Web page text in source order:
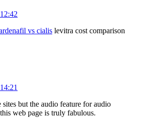
vs cialis levitra cost comparison
but the audio feature for audio
web page is truly fabulous.